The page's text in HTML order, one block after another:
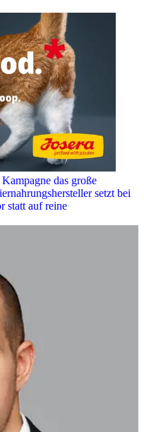
das große
setzt bei
statt auf reine